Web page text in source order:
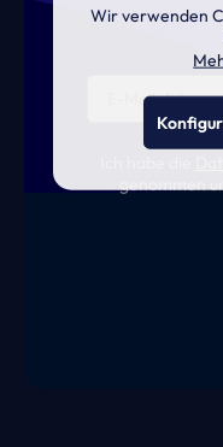
genommen
Wir verwenden